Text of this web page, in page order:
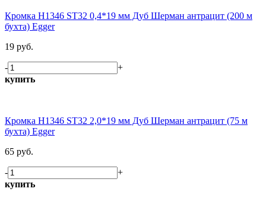
Кромка H1346 ST32 0,4*19 мм Дуб Шерман антрацит (200 м
бухта) Egger
19 руб.
-
+
купить
Кромка H1346 ST32 2,0*19 мм Дуб Шерман антрацит (75 м
бухта) Egger
65 руб.
-
+
купить